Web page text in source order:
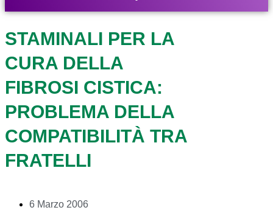
STAMINALI PER LA
CURA DELLA
FIBROSI CISTICA:
PROBLEMA DELLA
COMPATIBILITÀ TRA
FRATELLI
6 Marzo 2006